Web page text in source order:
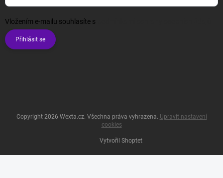
Vložením e-mailu souhlasíte s
Přihlásit se
Vytvořil Shoptet
Copyright 2026 Wexta.cz. Všechna práva vyhrazena. Upravit nastavení
cookies